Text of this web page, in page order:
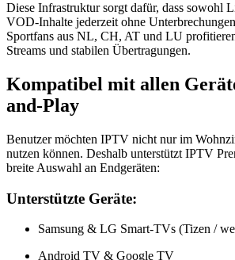
Diese Infrastruktur sorgt dafür, dass sowohl
VOD-Inhalte jederzeit ohne
Sportfans aus NL, CH, AT und LU
Streams und stabilen Übertragungen.
Kompatibel mit allen
and-Play
Benutzer möchten IPTV nicht nur im
nutzen können. Deshalb unterstützt IPTV
breite Auswahl an Endgeräten:
Unterstützte Geräte:
Samsung & LG Smart-TVs (Tizen /
Android TV & Google TV